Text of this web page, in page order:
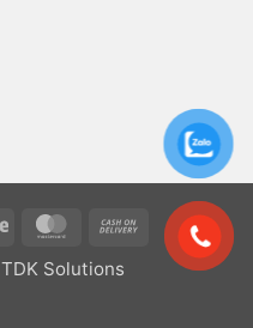
Stripe MasterCardCash
TDK Solutions